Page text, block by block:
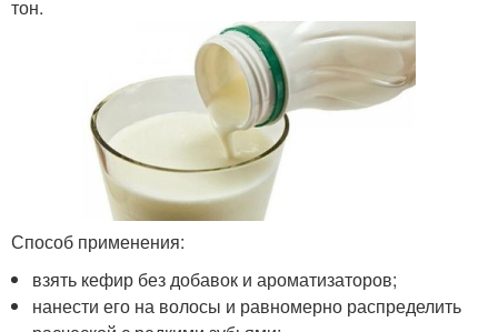
тон.
Способ применения:
взять кефир без добавок и ароматизаторов;
нанести его на волосы и равномерно распределить